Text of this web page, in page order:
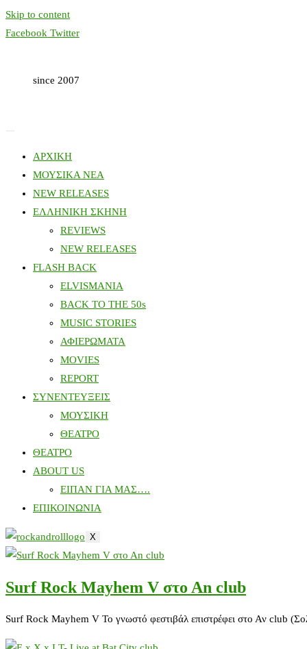
Skip to content
Facebook Twitter
since 2007
ΑΡΧΙΚΗ
ΜΟΥΣΙΚΑ ΝΕΑ
NEW RELEASES
ΕΛΛΗΝΙΚΗ ΣΚΗΝΗ
REVIEWS
NEW RELEASES
FLASH BACK
ELVISMANIA
BACK TO THE 50s
MUSIC STORIES
ΑΦΙΕΡΩΜΑΤΑ
MOVIES
REPORT
ΣΥΝΕΝΤΕΥΞΕΙΣ
ΜΟΥΣΙΚΗ
ΘΕΑΤΡΟ
ΘΕΑΤΡΟ
ABOUT US
ΕΙΠΑΝ ΓΙΑ ΜΑΣ….
ΕΠΙΚΟΙΝΩΝΙΑ
X
Surf Rock Mayhem V στο Αn club
Surf Rock Mayhem V Το γνωστό φεστιβάλ επιστρέφει στο Αν club